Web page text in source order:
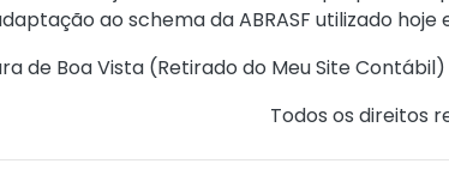
ao schema da ABRASF utilizado
de Boa Vista (Retirado do Meu Site Contábil)
Todos os direitos